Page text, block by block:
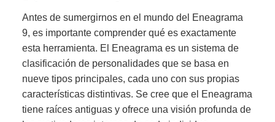
Antes de sumergirnos en el mundo del Eneagrama
9, es importante comprender qué es exactamente
esta herramienta. El Eneagrama es un sistema de
clasificación de personalidades que se basa en
nueve tipos principales, cada uno con sus propias
características distintivas. Se cree que el Eneagrama
tiene raíces antiguas y ofrece una visión profunda de